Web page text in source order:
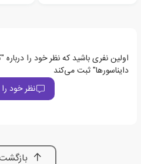
اولین نفری باشید که نظر خود را
دایناسورها" ثبت می‌کند
نظر خود
بازگشت